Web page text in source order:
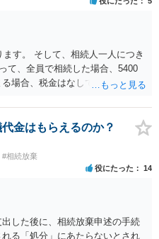
す。 そして、相続人一人につき
て、全員で相続した場合、5400
場合、税金はなしです。 一人が
相続する方が税金はお得です。
結果、親がすべて相続と決める
非課税枠は、全員で相続した540
が全部相続すると、母から三人
となります。 そうすると、母が
ちらかが亡くなってから相続す
的に相続をするのがおすすめと
をつける点はあるかもしれませ
すすめと思います。
金はもらえるのか？
#相続放棄
役にたった 14
した後に、相続放棄申述の手続
る「処分」にあたらないとされ